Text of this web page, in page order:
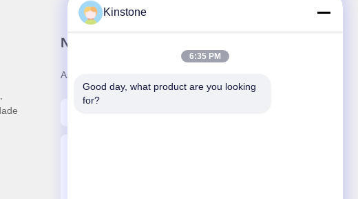
Nosso boletim informativo
Assine nossa newsletter para descontos e muito mais.
Kinstone
6:35 PM
Good day, what product are you looking
for?